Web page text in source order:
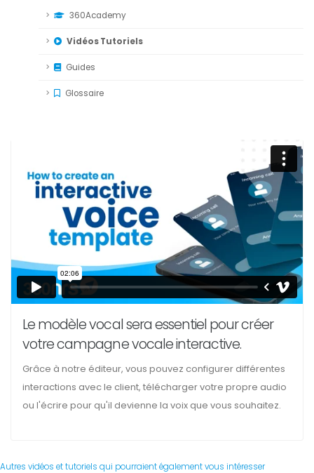
360Academy
Vidéos Tutoriels
Guides
Glossaire
Le modèle vocal sera essentiel pour créer
votre campagne vocale interactive.
Grâce à notre éditeur, vous pouvez configurer différentes
interactions avec le client, télécharger votre propre audio
ou l'écrire pour qu'il devienne la voix que vous souhaitez.
Autres vidéos et tutoriels qui pourraient également vous intéresser